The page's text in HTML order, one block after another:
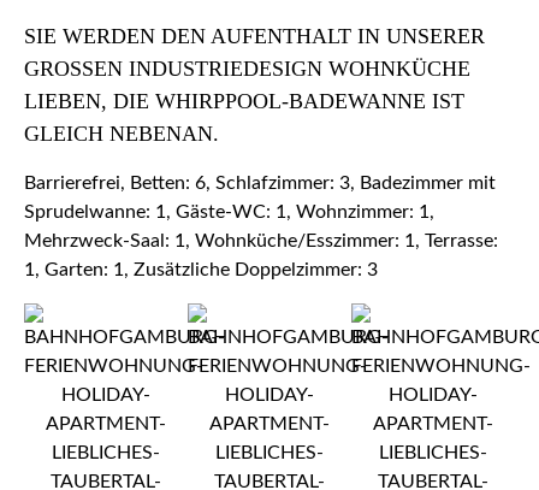
SIE WERDEN DEN AUFENTHALT IN UNSERER
GROSSEN INDUSTRIEDESIGN WOHNKÜCHE L
IEBEN, DIE WHIRPPOOL-BADEWANNE IST G
LEICH NEBENAN.
Barrierefrei, Betten: 6, Schlafzimmer: 3, Badezimmer mit
Sprudelwanne: 1, Gäste-WC: 1, Wohnzimmer: 1,
Mehrzweck-Saal: 1, Wohnküche/Esszimmer: 1, Terrasse:
1, Garten: 1, Zusätzliche Doppelzimmer: 3